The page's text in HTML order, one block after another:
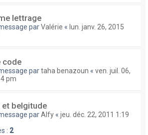
lettrage
parValérie « lun. janv. 26, 2015
code
partaha benazoun « ven. juil. 06,
pm
belgitude
parAlfy « jeu. déc. 22, 2011 1:19
: 2